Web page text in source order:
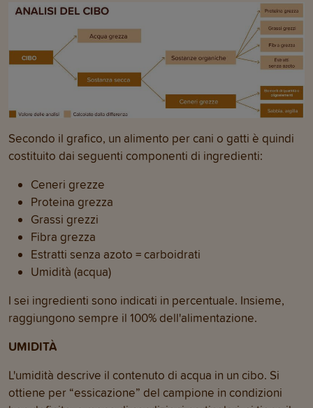
Secondo il grafico, un alimento per cani o gatti è quindi
costituito dai seguenti componenti di ingredienti:
Ceneri grezze
Proteina grezza
Grassi grezzi
Fibra grezza
Estratti senza azoto = carboidrati
Umidità (acqua)
I sei ingredienti sono indicati in percentuale. Insieme,
raggiungono sempre il 100% dell'alimentazione.
UMIDITÀ
L'umidità descrive il contenuto di acqua in un cibo. Si
ottiene per “essicazione” del campione in condizioni